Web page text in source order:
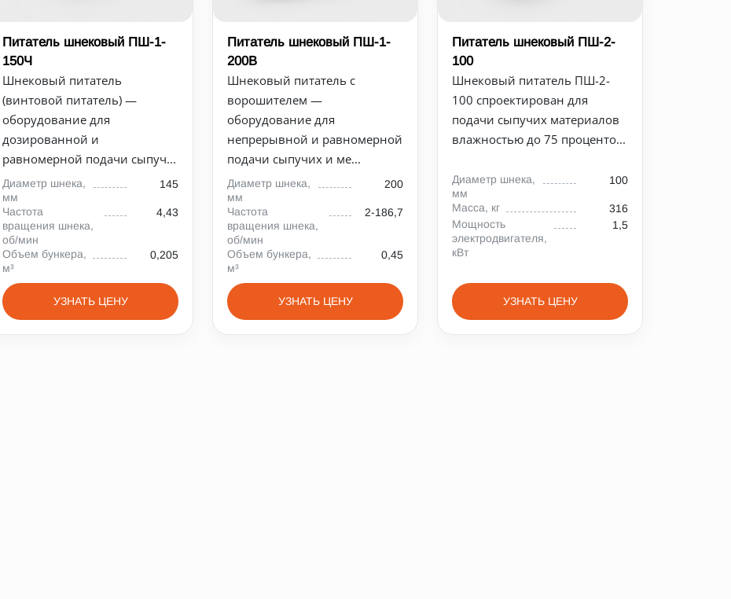
Питатель шнековый ПШ-1-
150Ч
Шнековый питатель
(винтовой питатель) —
оборудование для
дозированной и
равномерной подачи сыпуч...
Диаметр шнека,
мм
145
Частота
вращения шнека,
об/мин
4,43
Объем бункера,
м³
0,205
УЗНАТЬ ЦЕНУ
Питатель шнековый ПШ-1-
200В
Шнековый питатель с
ворошителем —
оборудование для
непрерывной и равномерной
подачи сыпучих и ме...
Диаметр шнека,
мм
200
Частота
вращения шнека,
об/мин
2-186,7
Объем бункера,
м³
0,45
УЗНАТЬ ЦЕНУ
Питатель шнековый ПШ-2-
100
Шнековый питатель ПШ-2-
100 спроектирован для
подачи сыпучих материалов
влажностью до 75 проценто...
Диаметр шнека,
мм
100
Масса, кг
316
Мощность
электродвигателя,
кВт
1,5
УЗНАТЬ ЦЕНУ